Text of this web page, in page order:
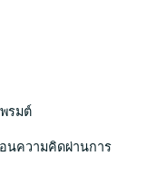
รมต์
นความคิดผ่านการ